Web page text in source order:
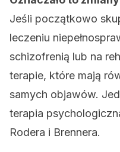
Jeśli początkowo
leczeniu
schizofrenią lub na
terapie, które mają
samych objawów.
terapia
Rodera i Brennera.